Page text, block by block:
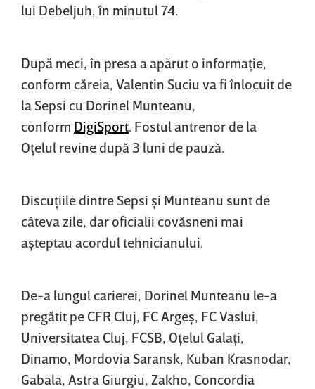
lui Debeljuh, în minutul 74.
După meci, în presa a apărut o informaţie,
conform căreia, Valentin Suciu va fi înlocuit de
la Sepsi cu Dorinel Munteanu,
conform DigiSport. Fostul antrenor de la
Oţelul revine după 3 luni de pauză.
Discuţiile dintre Sepsi şi Munteanu sunt de
câteva zile, dar oficialii covăsneni mai
aşteptau acordul tehnicianului.
De-a lungul carierei, Dorinel Munteanu le-a
pregătit pe CFR Cluj, FC Argeş, FC Vaslui,
Universitatea Cluj, FCSB, Oţelul Galaţi,
Dinamo, Mordovia Saransk, Kuban Krasnodar,
Gabala, Astra Giurgiu, Zakho, Concordia